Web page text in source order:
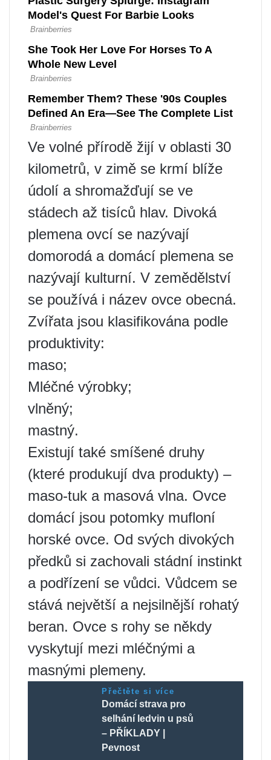
Ve volné přírodě žijí v oblasti 30
kilometrů, v zimě se krmí blíže
údolí a shromažďují se ve
stádech až tisíců hlav. Divoká
plemena ovcí se nazývají
domorodá a domácí plemena se
nazývají kulturní. V zemědělství
se používá i název ovce obecná.
Zvířata jsou klasifikována podle
produktivity:
maso;
Mléčné výrobky;
vlněný;
mastný.
Existují také smíšené druhy
(které produkují dva produkty) –
maso-tuk a masová vlna. Ovce
domácí jsou potomky mufloní
horské ovce. Od svých divokých
předků si zachovali stádní instinkt
a podřízení se vůdci. Vůdcem se
stává největší a nejsilnější rohatý
beran. Ovce s rohy se někdy
vyskytují mezi mléčnými a
masnými plemeny.
Přečtěte si více
Domácí strava pro
selhání ledvin u psů
– PŘÍKLADY |
Pevnost